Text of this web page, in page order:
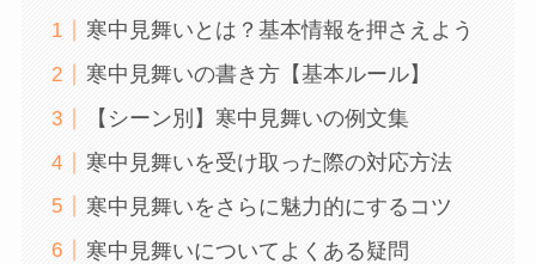
寒中見舞いとは？基本情報を押さえよう
寒中見舞いの書き方【基本ルール】
【シーン別】寒中見舞いの例文集
寒中見舞いを受け取った際の対応方法
寒中見舞いをさらに魅力的にするコツ
寒中見舞いについてよくある疑問